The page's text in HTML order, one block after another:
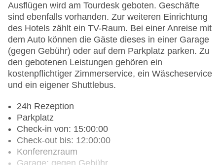
Ausflügen wird am Tourdesk geboten. Geschäfte
sind ebenfalls vorhanden. Zur weiteren Einrichtung
des Hotels zählt ein TV-Raum. Bei einer Anreise mit
dem Auto können die Gäste dieses in einer Garage
(gegen Gebühr) oder auf dem Parkplatz parken. Zu
den gebotenen Leistungen gehören ein
kostenpflichtiger Zimmerservice, ein Wäscheservice
und ein eigener Shuttlebus.
24h Rezeption
Parkplatz
Check-in von: 15:00:00
Check-out bis: 12:00:00
Konferenzraum